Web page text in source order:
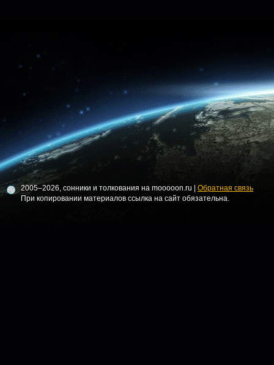
2005–2026, сонники и толкования на mooooon.ru | Обратная связь
При копировании материалов ссылка на сайт обязательна.